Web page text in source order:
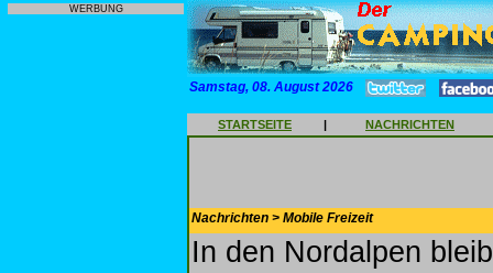
WERBUNG
Samstag, 08. August 2026
STARTSEITE | NACHRICHTEN
Nachrichten > Mobile Freizeit
In den Nordalpen